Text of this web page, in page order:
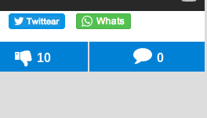
10 0